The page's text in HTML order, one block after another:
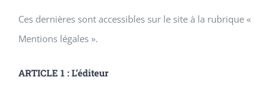
Ces dernières sont accessibles sur le site à la rubrique «
Mentions légales ».
ARTICLE 1 : L’éditeur